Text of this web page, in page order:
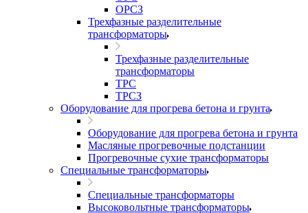
ОРСЗ
Трехфазные разделительные
трансформаторы
Трехфазные разделительные
трансформаторы
ТРС
ТРСЗ
Оборудование для прогрева бетона и грунта
Оборудование для прогрева бетона и грунта
Масляные прогревочные подстанции
Прогревочные сухие трансформаторы
Специальные трансформаторы
Специальные трансформаторы
Высоковольтные трансформаторы